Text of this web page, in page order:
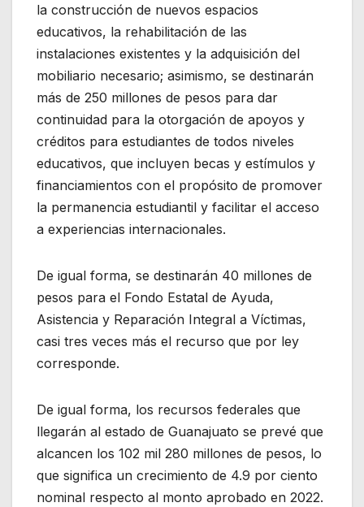
la construcción de nuevos espacios
educativos, la rehabilitación de las
instalaciones existentes y la adquisición del
mobiliario necesario; asimismo, se destinarán
más de 250 millones de pesos para dar
continuidad para la otorgación de apoyos y
créditos para estudiantes de todos niveles
educativos, que incluyen becas y estímulos y
financiamientos con el propósito de promover
la permanencia estudiantil y facilitar el acceso
a experiencias internacionales.
De igual forma, se destinarán 40 millones de
pesos para el Fondo Estatal de Ayuda,
Asistencia y Reparación Integral a Víctimas,
casi tres veces más el recurso que por ley
corresponde.
De igual forma, los recursos federales que
llegarán al estado de Guanajuato se prevé que
alcancen los 102 mil 280 millones de pesos, lo
que significa un crecimiento de 4.9 por ciento
nominal respecto al monto aprobado en 2022.